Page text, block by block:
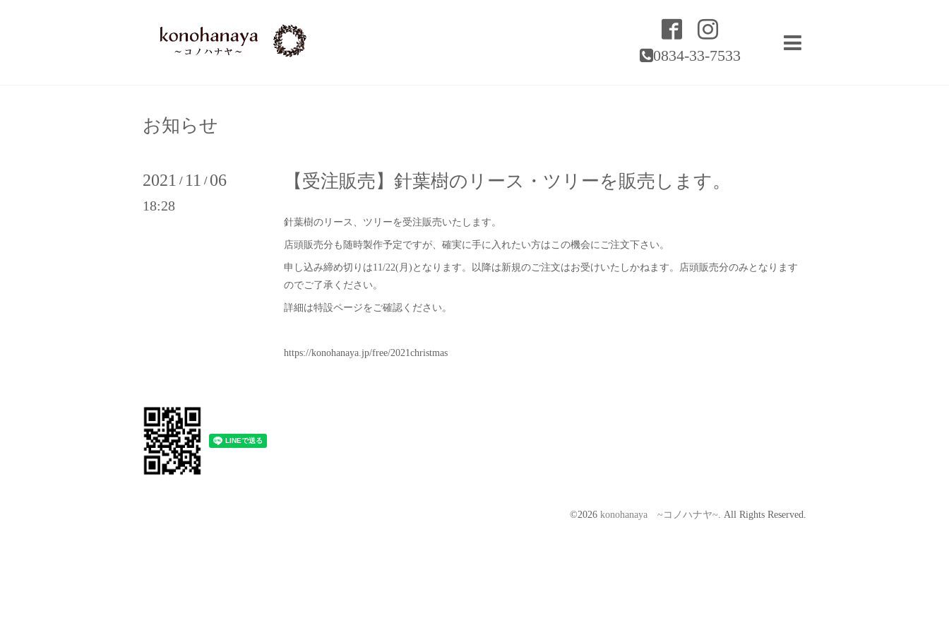
0834-33-7533
お知らせ
2021 / 11 / 06
18:28
【受注販売】針葉樹のリース・ツリーを販売します。
針葉樹のリース、ツリーを受注販売いたします。
店頭販売分も随時製作予定ですが、確実に手に入れたい方はこの機会にご注文下さい。
申し込み締め切りは11/22(月)となります。以降は新規のご注文はお受けいたしかねます。店頭販売分のみとなります
のでご了承ください。
詳細は特設ページをご確認ください。
https://konohanaya.jp/free/2021christmas
©2026 konohanaya ~コノハナヤ~. All Rights Reserved.